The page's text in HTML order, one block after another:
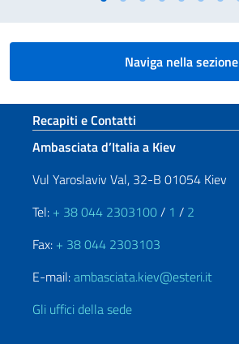
Naviga nella sezione
Sezione footer
Recapiti e Contatti
Ambasciata d’Italia a Kiev
Vul Yaroslaviv Val, 32-B 01054 Kiev
Tel: + 38 044 2303100/ 1 / 2
Fax: + 38 044 2303103
E-mail:ambasciata.kiev@esteri.it
Gli uffici della sede